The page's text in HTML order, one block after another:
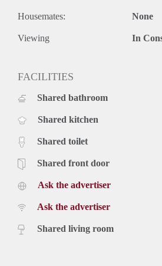
Housemates: None
Viewing In
FACILITIES
Shared bathroom
Shared kitchen
Shared toilet
Shared front door
Ask the advertiser
Ask the advertiser
Shared living room